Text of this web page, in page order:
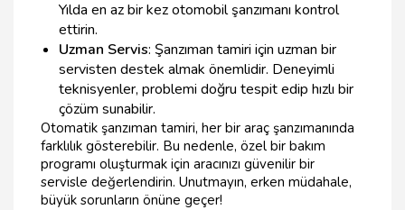
Yılda en az bir kez otomobil şanzımanı kontrol
ettirin.
Uzman Servis: Şanzıman tamiri için uzman bir
servisten destek almak önemlidir. Deneyimli
teknisyenler, problemi doğru tespit edip hızlı bir
çözüm sunabilir.
Otomatik şanzıman tamiri, her bir araç şanzımanında
farklılık gösterebilir. Bu nedenle, özel bir bakım
programı oluşturmak için aracınızı güvenilir bir
servisle değerlendirin. Unutmayın, erken müdahale,
büyük sorunların önüne geçer!